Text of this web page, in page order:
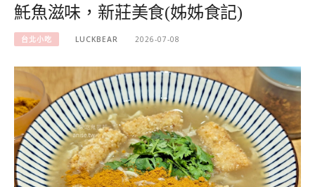
魠魚滋味，新莊美食(姊姊食記)
台北小吃 LUCKBEAR 2026-07-08